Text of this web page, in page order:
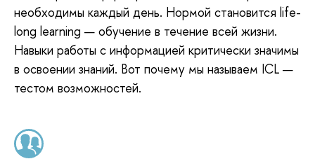
необходимы каждый день. Нормой становится life-
long learning — обучение в течение всей жизни.
Навыки работы с информацией критически значимы
в освоении знаний. Вот почему мы называем ICL —
тестом возможностей.